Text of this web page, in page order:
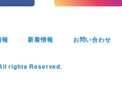
新着情報 お問い合わせ
rights Reserved.